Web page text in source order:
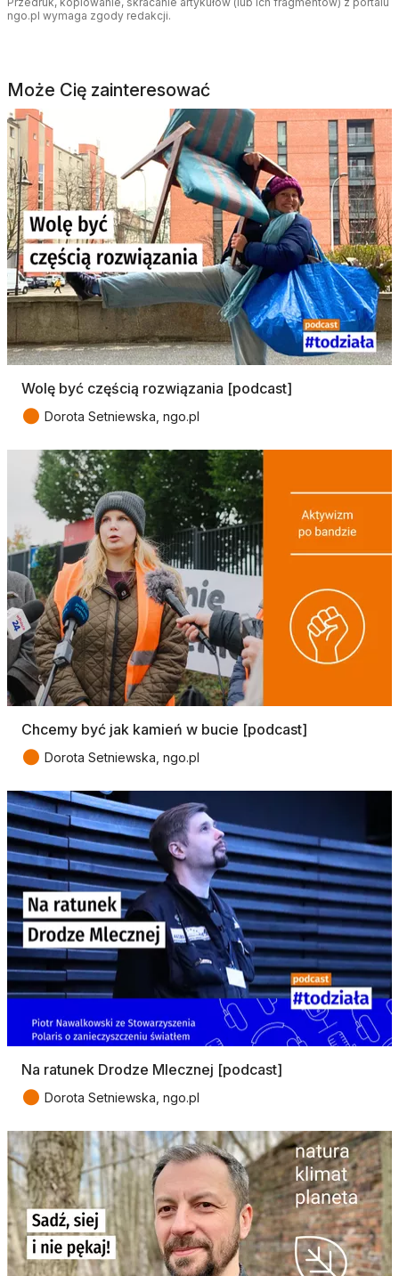
ngo.pl wymaga zgody redakcji.
Może Cię zainteresować
Wolę być częścią rozwiązania [podcast]
● Dorota Setniewska, ngo.pl
Chcemy być jak kamień w bucie [podcast]
● Dorota Setniewska, ngo.pl
Na ratunek Drodze Mlecznej [podcast]
● Dorota Setniewska, ngo.pl